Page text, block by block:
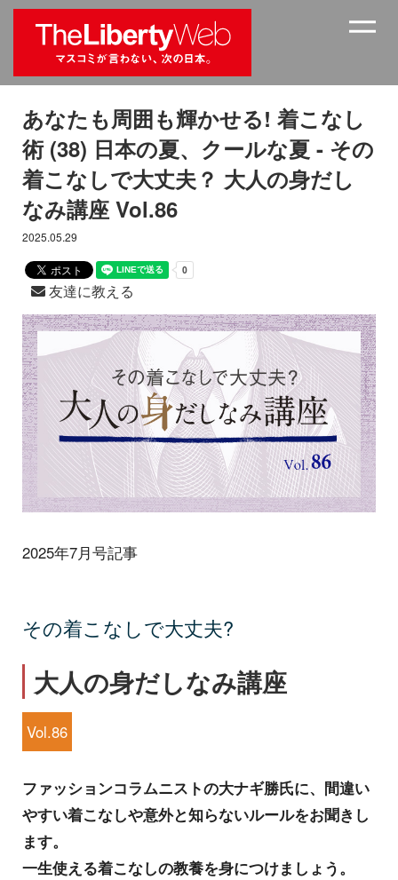
あなたも周囲も輝かせる! 着こなし
術 (38) 日本の夏、クールな夏 - その
着こなしで大丈夫？ 大人の身だし
なみ講座 Vol.86
2025.05.29
友達に教える
2025年7月号記事
その着こなしで大丈夫?
大人の身だしなみ講座
Vol.86
ファッションコラムニストの大ナギ勝氏に、間違い
やすい着こなしや意外と知らないルールをお聞きし
ます。
一生使える着こなしの教養を身につけましょう。